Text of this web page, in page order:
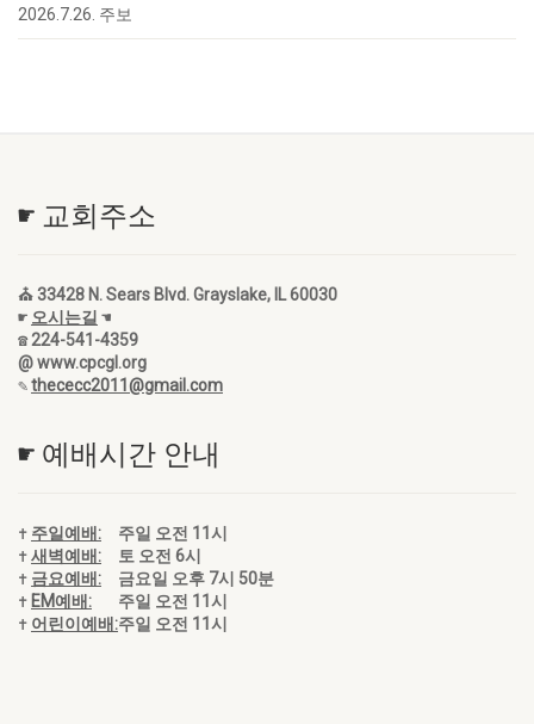
2026.7.26. 주보
☛ 교회주소
⛪ 33428 N. Sears Blvd. Grayslake, IL 60030
☛ 오시는길 ☚
☎ 224-541-4359
@ www.cpcgl.org
✎thececc2011@gmail.com
☛ 예배시간 안내
✝ 주일예배:
주일 오전 11시
✝새벽예배:
토 오전 6시
✝ 금요예배:
금요일 오후 7시 50분
✝ EM예배:
주일 오전 11시
✝ 어린이예배:주일 오전 11시